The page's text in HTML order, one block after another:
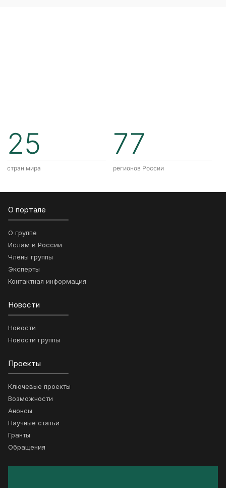
25
стран мира
77
регионов России
О портале
О группе
Ислам в России
Члены группы
Эксперты
Контактная информация
Новости
Новости
Новости группы
Проекты
Ключевые проекты
Возможности
Анонсы
Научные статьи
Гранты
Обращения